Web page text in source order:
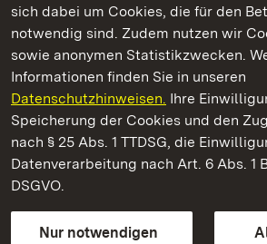
sich dabei um Cookies, die für den
notwendig sind. Zudem nutzen wir
sowie anonymen Statistikzwecken.
Informationen finden Sie in unseren
Datenschutzhinweisen. Ihre
Speicherung der Cookies und den
nach § 25 Abs. 1 TTDSG, die
Datenverarbeitung nach Art. 6 Abs. 1
DSGVO.
Nur notwendigen
Kloster Maulbronn
Staatliche Schlösser und Gärten
Kontakt
GebärdenspracheLeichte Sprache
Erklärung zur Barrierefreiheit